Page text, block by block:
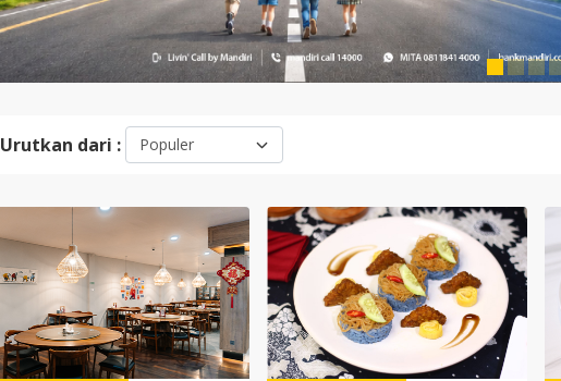
Urutkan dari :